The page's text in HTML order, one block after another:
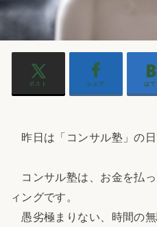
ポスト シェア は
昨日は「コンサル塾」の日
コンサル塾は、お金を払
ィングです。
愚劣極まりない、時間の